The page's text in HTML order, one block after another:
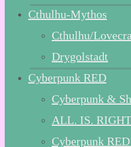
Cthulhu-Mythos
Cthulhu/
Drygolstadt
Cyberpunk RED
Cyberpunk &
ALL. IS.
Cyberpunk